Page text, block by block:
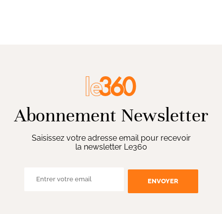
Abonnement Newsletter
Saisissez votre adresse email pour recevoir
la newsletter Le360
ENVOYER